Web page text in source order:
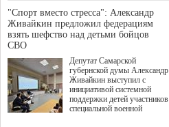
"Спорт вместо стресса": Александр
Живайкин предложил федерациям
взять шефство над детьми бойцов
СВО
Депутат Самарской
губернской думы Александр
Живайкин выступил с
инициативой системной
поддержки детей участников
специальной военной